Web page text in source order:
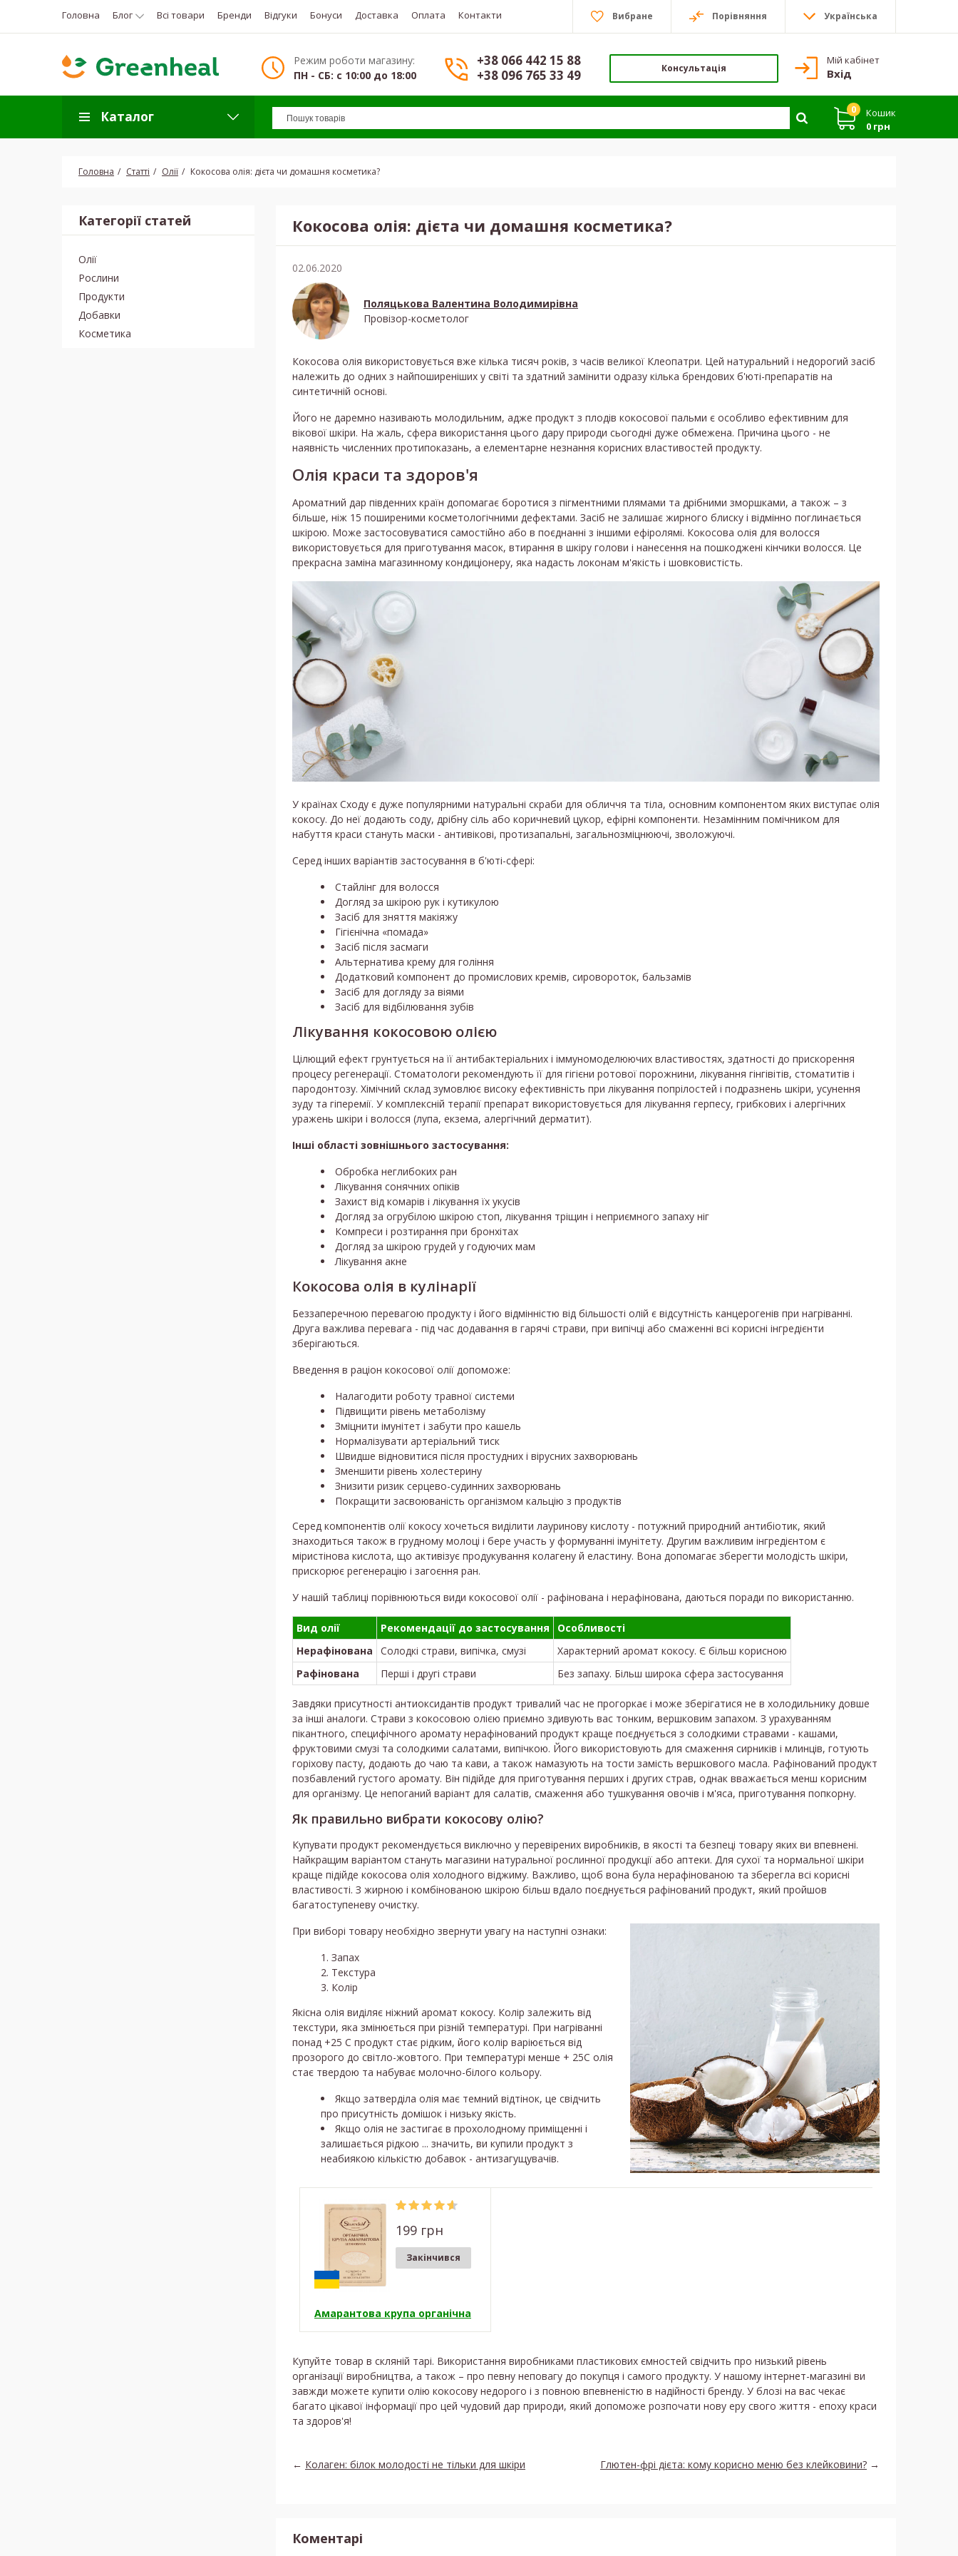
Головна Блог Всі товари Бренди Відгуки Бонуси Доставка Оплата Контакти Вибране Порівняння Українська
Мій кабінет
Вхід
Режим роботи магазину:
ПН - СБ: с 10:00 до 18:00
+38 066 442 15 88
+38 096 765 33 49
Консультація
0
Кошик
0 грн
Каталог
Головна Статті Олії Кокосова олія: дієта чи домашня косметика?
Категорії статей
Олії
Рослини
Продукти
Добавки
Косметика
Кокосова олія: дієта чи домашня косметика?
02.06.2020
Поляцькова Валентина Володимирівна
Провізор-косметолог
Кокосова олія використовується вже кілька тисяч років, з часів великої Клеопатри. Цей натуральний і недорогий засіб
належить до одних з найпоширеніших у світі та здатний замінити одразу кілька брендових б'юті-препаратів на
синтетичній основі.
Його не даремно називають молодильним, адже продукт з плодів кокосової пальми є особливо ефективним для
вікової шкіри. На жаль, сфера використання цього дару природи сьогодні дуже обмежена. Причина цього - не
наявність численних протипоказань, а елементарне незнання корисних властивостей продукту.
Олія краси та здоров'я
Ароматний дар південних країн допомагає боротися з пігментними плямами та дрібними зморшками, а також – з
більше, ніж 15 поширеними косметологічними дефектами. Засіб не залишає жирного блиску і відмінно поглинається
шкірою. Може застосовуватися самостійно або в поєднанні з іншими ефіролямі. Кокосова олія для волосся
використовується для приготування масок, втирання в шкіру голови і нанесення на пошкоджені кінчики волосся. Це
прекрасна заміна магазинному кондиціонеру, яка надасть локонам м'якість і шовковистість.
У країнах Сходу є дуже популярними натуральні скраби для обличчя та тіла, основним компонентом яких виступає олія
кокосу. До неї додають соду, дрібну сіль або коричневий цукор, ефірні компоненти. Незамінним помічником для
набуття краси стануть маски - антивікові, протизапальні, загальнозміцнюючі, зволожуючі.
Серед інших варіантів застосування в б'юті-сфері:
Стайлінг для волосся
Догляд за шкірою рук і кутикулою
Засіб для зняття макіяжу
Гігієнічна «помада»
Засіб після засмаги
Альтернатива крему для гоління
Додатковий компонент до промислових кремів, сировороток, бальзамів
Засіб для догляду за віями
Засіб для відбілювання зубів
Лікування кокосовою олією
Цілющий ефект грунтується на її антибактеріальних і іммуномоделюючих властивостях, здатності до прискорення
процесу регенерації. Стоматологи рекомендують її для гігієни ротової порожнини, лікування гінгівітів, стоматитів і
пародонтозу. Хімічний склад зумовлює високу ефективність при лікування попрілостей і подразнень шкіри, усунення
зуду та гіперемії. У комплексній терапії препарат використовується для лікування герпесу, грибкових і алергічних
уражень шкіри і волосся (лупа, екзема, алергічний дерматит).
Інші області зовнішнього застосування:
Обробка неглибоких ран
Лікування сонячних опіків
Захист від комарів і лікування їх укусів
Догляд за огрубілою шкірою стоп, лікування тріщин і неприємного запаху ніг
Компреси і розтирання при бронхітах
Догляд за шкірою грудей у годуючих мам
Лікування акне
Кокосова олія в кулінарії
Беззаперечною перевагою продукту і його відмінністю від більшості олій є відсутність канцерогенів при нагріванні.
Друга важлива перевага - під час додавання в гарячі страви, при випічці або смаженні всі корисні інгредієнти
зберігаються.
Введення в раціон кокосової олії допоможе:
Налагодити роботу травної системи
Підвищити рівень метаболізму
Зміцнити імунітет і забути про кашель
Нормалізувати артеріальний тиск
Швидше відновитися після простудних і вірусних захворювань
Зменшити рівень холестерину
Знизити ризик серцево-судинних захворювань
Покращити засвоюваність організмом кальцію з продуктів
Серед компонентів олії кокосу хочеться виділити лауринову кислоту - потужний природний антибіотик, який
знаходиться також в грудному молоці і бере участь у формуванні імунітету. Другим важливим інгредієнтом є
міристінова кислота, що активізує продукування колагену й еластину. Вона допомагає зберегти молодість шкіри,
прискорює регенерацію і загоєння ран.
У нашій таблиці порівнюються види кокосової олії - рафінована і нерафінована, даються поради по використанню.
Вид олії Рекомендації до застосування
Особливості
Нерафінована
Солодкі страви, випічка, смузі
Характерний аромат кокосу. Є більш корисною
Рафінована
Перші і другі страви Без запаху. Більш широка сфера застосування
Завдяки присутності антиоксидантів продукт тривалий час не прогоркає і може зберігатися не в холодильнику довше
за інші аналоги. Страви з кокосовою олією приємно здивують вас тонким, вершковим запахом. З урахуванням
пікантного, специфічного аромату нерафінований продукт краще поєднується з солодкими стравами - кашами,
фруктовими смузі та солодкими салатами, випічкою. Його використовують для смаження сирників і млинців, готують
горіхову пасту, додають до чаю та кави, а також намазують на тости замість вершкового масла. Рафінований продукт
позбавлений густого аромату. Він підійде для приготування перших і других страв, однак вважається менш корисним
для організму. Це непоганий варіант для салатів, смаження або тушкування овочів і м'яса, приготування попкорну.
Як правильно вибрати кокосову олію?
Купувати продукт рекомендується виключно у перевірених виробників, в якості та безпеці товару яких ви впевнені.
Найкращим варіантом стануть магазини натуральної рослинної продукції або аптеки. Для сухої та нормальної шкіри
краще підійде кокосова олія холодного віджиму. Важливо, щоб вона була нерафінованою та зберегла всі корисні
властивості. З жирною і комбінованою шкірою більш вдало поєднується рафінований продукт, який пройшов
багатоступеневу очистку.
При виборі товару необхідно звернути увагу на наступні ознаки:
Запах
Текстура
Колір
Якісна олія виділяє ніжний аромат кокосу. Колір залежить від
текстури, яка змінюється при різній температурі. При нагріванні
понад +25 С продукт стає рідким, його колір варіюється від
прозорого до світло-жовтого. При температурі менше + 25С олія
стає твердою та набуває молочно-білого кольору.
Якщо затверділа олія має темний відтінок, це свідчить
про присутність домішок і низьку якість.
Якщо олія не застигає в прохолодному приміщенні і
залишається рідкою ... значить, ви купили продукт з
неабиякою кількістю добавок - антизагущувачів.
199 грн
Закінчився
Амарантова крупа органічна
Купуйте товар в скляній тарі. Використання виробниками пластикових ємностей свідчить про низький рівень
організації виробництва, а також – про певну неповагу до покупця і самого продукту. У нашому інтернет-магазині ви
завжди можете купити олію кокосову недорого і з повною впевненістю в надійності бренду. У блозі на вас чекає
багато цікавої інформації про цей чудовий дар природи, який допоможе розпочати нову еру свого життя - епоху краси
та здоров'я!
← Колаген: білок молодості не тільки для шкіри Глютен-фрі дієта: кому корисно меню без клейковини? →
Коментарі